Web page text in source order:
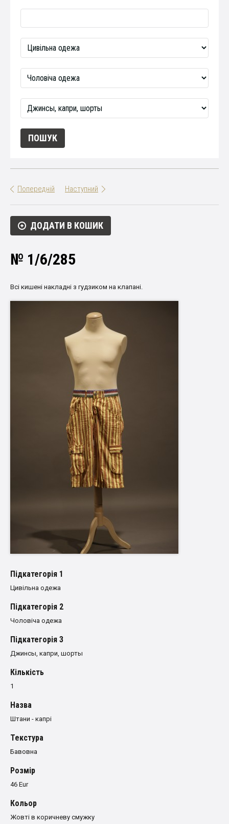
Попередній Наступний
ДОДАТИ В КОШИК
№ 1/6/285
Всі кишені накладні з гудзиком на клапані.
Пiдкатегорiя 1
Цивільна одежа
Пiдкатегорiя 2
Чоловіча одежа
Пiдкатегорiя 3
Джинсы, капри, шорты
Кількість
1
Назва
Штани - капрі
Текстура
Бавовна
Розмiр
46 Eur
Кольор
Жовті в коричневу смужку